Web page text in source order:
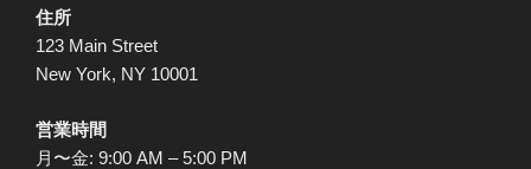
ョ
ン
住所
123 Main Street
New York, NY 10001
営業時間
月〜金: 9:00 AM – 5:00 PM